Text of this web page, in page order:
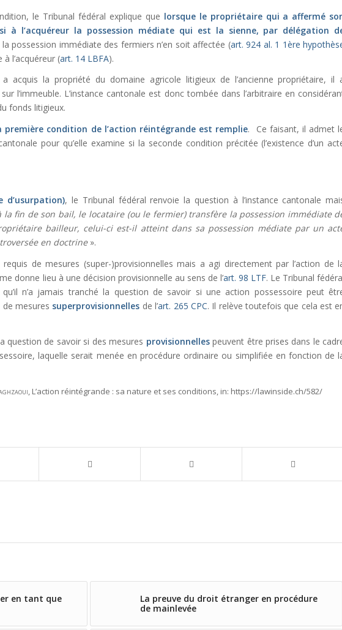
le Tribunal fédéral explique que lorsque le propriétaire qui a affermé
à l’acquéreur la possession médiate qui est la sienne, par délégation
possession immédiate des fermiers n’en soit affectée (art. 924 al. 1 1ère
l’acquéreur (art. 14 LBFA).
acquis la propriété du domaine agricole litigieux de l’ancienne propriétaire, il
l’immeuble. L’instance cantonale est donc tombée dans l’arbitraire en
fonds litigieux.
première condition de l’action réintégrande est remplie. Ce faisant, il admet
pour qu’elle examine si la seconde condition précitée (l’existence d’un
d’usurpation), le Tribunal fédéral renvoie la question à l’instance cantonale
la fin de son bail, le locataire (ou le fermier) transfère la possession immédiate
bailleur, celui-ci est-il atteint dans sa possession médiate par un
en doctrine ».
requis de mesures (super-)provisionnelles mais a agi directement par l’action de
donne lieu à une décision provisionnelle au sens de l’art. 98 LTF. Le Tribunal
n’a jamais tranché la question de savoir si une action possessoire peut
de mesures superprovisionnelles de l’art. 265 CPC. Il relève toutefois que cela est
question de savoir si des mesures provisionnellespeuvent être prises dans le
laquelle serait menée en procédure ordinaire ou simplifiée en fonction de
, L’action réintégrande : sa nature et ses conditions, in: https://lawinside.ch/582/
en tant que
La preuve du droit étranger en procédure
de mainlevée